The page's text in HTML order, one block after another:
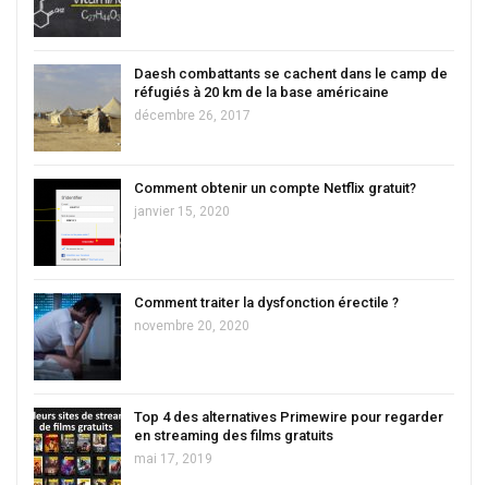
Daesh combattants se cachent dans le camp de
réfugiés à 20 km de la base américaine
décembre 26, 2017
Comment obtenir un compte Netflix gratuit?
janvier 15, 2020
Comment traiter la dysfonction érectile ?
novembre 20, 2020
Top 4 des alternatives Primewire pour regarder
en streaming des films gratuits
mai 17, 2019